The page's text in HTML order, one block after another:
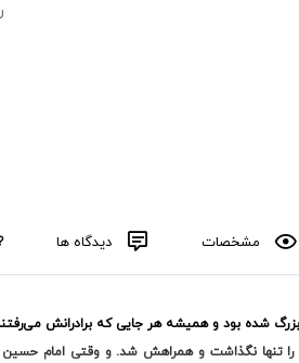
مشخصات دیدگاه ها
بزرگ شده بود و همیشه هر جایی که برادرانش
تنها نگذاشت و همراهش شد. و وقتی امام